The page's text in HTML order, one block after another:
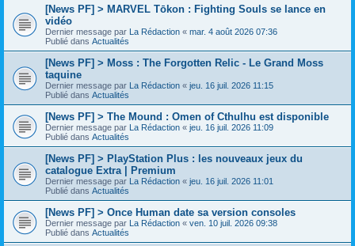
[News PF] > MARVEL Tōkon : Fighting Souls se lance en
vidéo
Dernier message par La Rédaction « mar. 4 août 2026 07:36
Publié dans Actualités
[News PF] > Moss : The Forgotten Relic - Le Grand Moss
taquine
Dernier message par La Rédaction « jeu. 16 juil. 2026 11:15
Publié dans Actualités
[News PF] > The Mound : Omen of Cthulhu est disponible
Dernier message par La Rédaction « jeu. 16 juil. 2026 11:09
Publié dans Actualités
[News PF] > PlayStation Plus : les nouveaux jeux du
catalogue Extra | Premium
Dernier message par La Rédaction « jeu. 16 juil. 2026 11:01
Publié dans Actualités
[News PF] > Once Human date sa version consoles
Dernier message par La Rédaction « ven. 10 juil. 2026 09:38
Publié dans Actualités